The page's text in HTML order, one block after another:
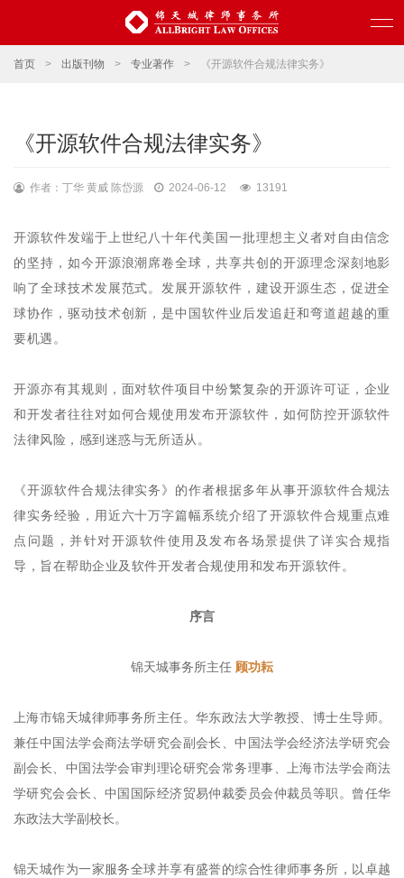
首页 > 出版刊物 > 专业著作 > 《开源软件合规法律实务》
《开源软件合规法律实务》
作者：丁华 黄威 陈岱源 2024-06-12 13191
开源软件发端于上世纪八十年代美国一批理想主义者对自由信念
的坚持，如今开源浪潮席卷全球，共享共创的开源理念深刻地影
响了全球技术发展范式。发展开源软件，建设开源生态，促进全
球协作，驱动技术创新，是中国软件业后发追赶和弯道超越的重
要机遇。
开源亦有其规则，面对软件项目中纷繁复杂的开源许可证，企业
和开发者往往对如何合规使用发布开源软件，如何防控开源软件
法律风险，感到迷惑与无所适从。
《开源软件合规法律实务》的作者根据多年从事开源软件合规法
律实务经验，用近六十万字篇幅系统介绍了开源软件合规重点难
点问题，并针对开源软件使用及发布各场景提供了详实合规指
导，旨在帮助企业及软件开发者合规使用和发布开源软件。
序言
锦天城事务所主任 顾功耘
上海市锦天城律师事务所主任。华东政法大学教授、博士生导师。
兼任中国法学会商法学研究会副会长、中国法学会经济法学研究会
副会长、中国法学会审判理论研究会常务理事、上海市法学会商法
学研究会会长、中国国际经济贸易仲裁委员会仲裁员等职。曾任华
东政法大学副校长。
锦天城作为一家服务全球并享有盛誉的综合性律师事务所，以卓越